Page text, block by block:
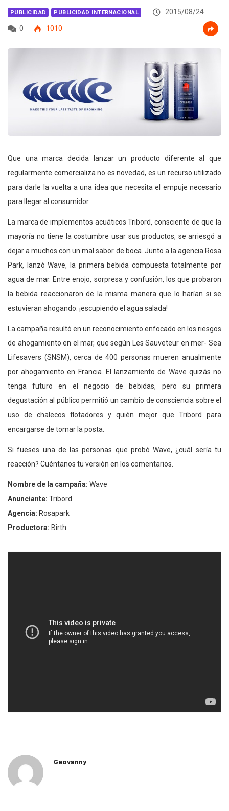
PUBLICIDAD PUBLICIDAD INTERNACIONAL
2015/08/24
0
1010
Que una marca decida lanzar un producto diferente al que
regularmente comercializa no es novedad, es un recurso utilizado
para darle la vuelta a una idea que necesita el empuje necesario
para llegar al consumidor.
La marca de implementos acuáticos Tribord, consciente de que la
mayoría no tiene la costumbre usar sus productos, se arriesgó a
dejar a muchos con un mal sabor de boca. Junto a la agencia Rosa
Park, lanzó Wave, la primera bebida compuesta totalmente por
agua de mar. Entre enojo, sorpresa y confusión, los que probaron
la bebida reaccionaron de la misma manera que lo harían si se
estuvieran ahogando: ¡escupiendo el agua salada!
La campaña resultó en un reconocimiento enfocado en los riesgos
de ahogamiento en el mar, que según Les Sauveteur en mer- Sea
Lifesavers (SNSM), cerca de 400 personas mueren anualmente
por ahogamiento en Francia. El lanzamiento de Wave quizás no
tenga futuro en el negocio de bebidas, pero su primera
degustación al público permitió un cambio de consciencia sobre el
uso de chalecos flotadores y quién mejor que Tribord para
encargarse de tomar la posta.
Si fueses una de las personas que probó Wave, ¿cuál sería tu
reacción? Cuéntanos tu versión en los comentarios.
Nombre de la campaña: Wave
Anunciante: Tribord
Agencia: Rosapark
Productora: Birth
Geovanny